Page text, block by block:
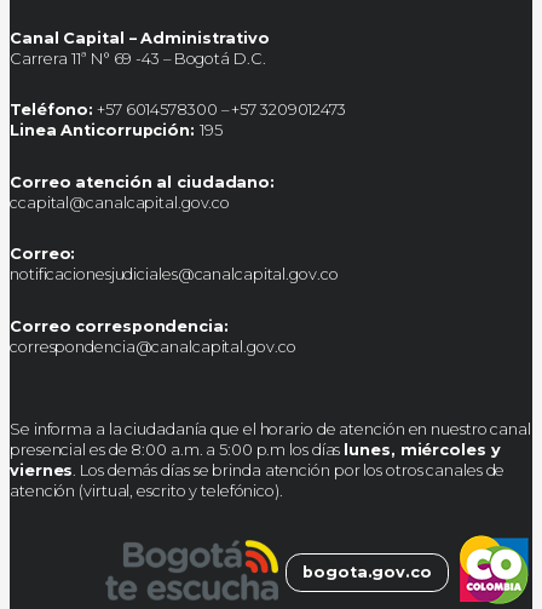
Canal Capital – Administrativo
Carrera 11ª N° 69 -43 – Bogotá D.C.
Teléfono: +57 6014578300 – +57 3209012473
Linea Anticorrupción: 195
Correo atención al ciudadano:
ccapital@canalcapital.gov.co
Correo:
notificacionesjudiciales@canalcapital.gov.co
Correo correspondencia:
correspondencia@canalcapital.gov.co
Se informa a la ciudadanía que el horario de atención en nuestro canal
presencial es de 8:00 a.m. a 5:00 p.m los días lunes, miércoles y
viernes. Los demás días se brinda atención por los otros canales de
atención (virtual, escrito y telefónico).
bogota.gov.co